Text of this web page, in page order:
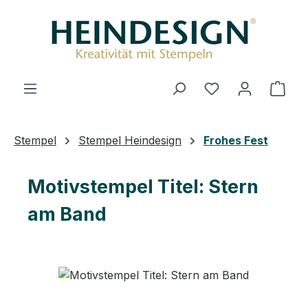
Du hast 0
Stempel Stempel Heindesign Frohes Fest
Motivstempel Titel: Stern
am Band